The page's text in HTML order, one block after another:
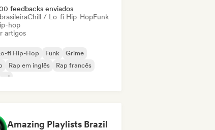
feedbacks enviados
Chill / Lo-fi Hip-HopFunk
hop
artigos
fi Hip-Hop Funk
Grime
Rap em inglês
Rap francês
Amazing Playlists Brazil